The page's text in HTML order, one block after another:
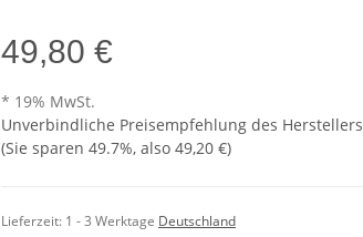
49,80 €
* 19% MwSt.
Unverbindliche Preisempfehlung des Herstellers
(Sie sparen 49.7%, also 49,20 €)
Lieferzeit: 1 - 3 Werktage Deutschland